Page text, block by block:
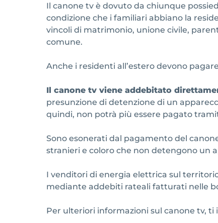
Il canone tv è dovuto da chiunque
condizione che i familiari abbiano la
vincoli di matrimonio, unione civile,
comune.
Anche i residenti all’estero devono
Il canone tv viene addebitato
presunzione di detenzione di un
quindi, non potrà più essere pagato
Sono esonerati dal pagamento del
stranieri e coloro che non detengono un
I venditori di energia elettrica sul
mediante addebiti rateali fatturati nelle
Per ulteriori informazioni sul canone tv, ti